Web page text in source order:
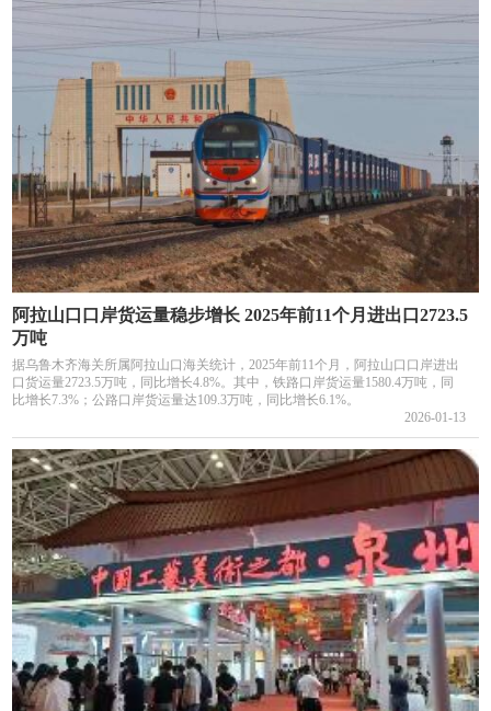
阿拉山口口岸货运量稳步增长 2025年前11个月进出口2723.5
万吨
据乌鲁木齐海关所属阿拉山口海关统计，2025年前11个月，阿拉山口口岸进出
口货运量2723.5万吨，同比增长4.8%。其中，铁路口岸货运量1580.4万吨，同
比增长7.3%；公路口岸货运量达109.3万吨，同比增长6.1%。
2026-01-13